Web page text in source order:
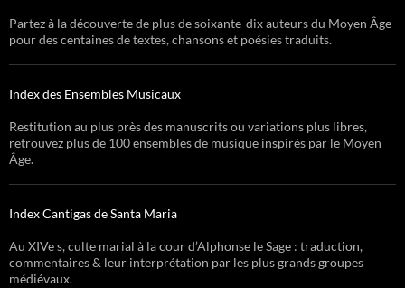
Partez à la découverte de plus de soixante-dix auteurs du Moyen Âge
pour des centaines de textes, chansons et poésies traduits.
Index des Ensembles Musicaux
Restitution au plus près des manuscrits ou variations plus libres,
retrouvez plus de 100 ensembles de musique inspirés par le Moyen
Âge.
Index Cantigas de Santa Maria
Au XIVe s, culte marial à la cour d’Alphonse le Sage : traduction,
commentaires & leur interprétation par les plus grands groupes
médiévaux.